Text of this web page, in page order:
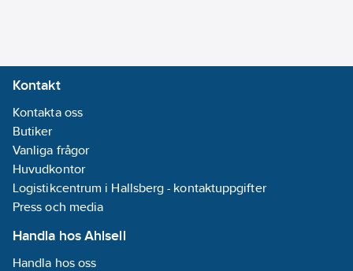
Kontakt
Kontakta oss
Butiker
Vanliga frågor
Huvudkontor
Logistikcentrum i Hallsberg - kontaktuppgifter
Press och media
Handla hos Ahlsell
Handla hos oss